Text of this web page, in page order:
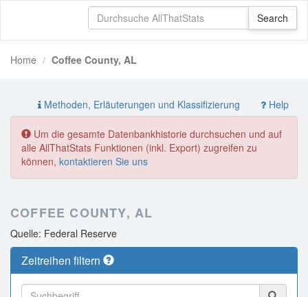
Home Coffee County, AL
Methoden, Erläuterungen und Klassifizierung Help
Um die gesamte Datenbankhistorie durchsuchen und auf
alle AllThatStats Funktionen (inkl. Export) zugreifen zu
können, kontaktieren Sie uns
COFFEE COUNTY, AL
Quelle: Federal Reserve
Zeitreihen filtern